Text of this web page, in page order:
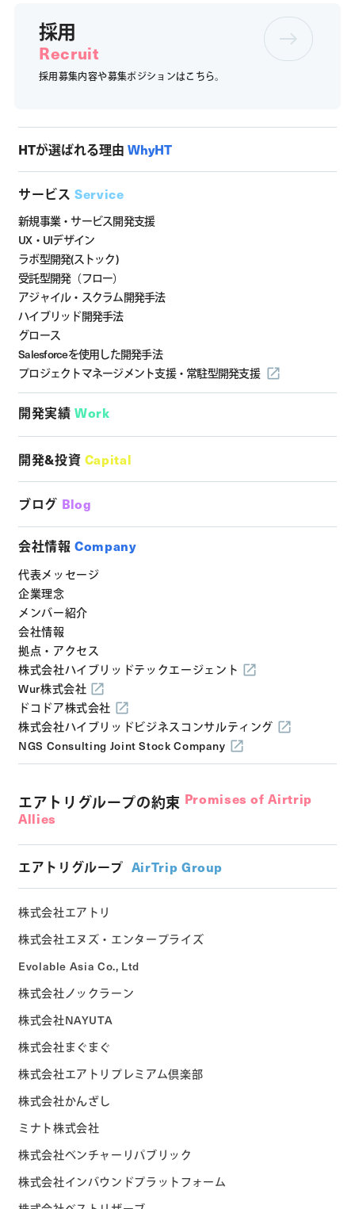
採用
Recruit
採用募集内容や募集ポジションはこちら。
HTが選ばれる理由 WhyHT
サービス Service
新規事業・サービス開発支援
UX・UIデザイン
ラボ型開発(ストック)
受託型開発（フロー）
アジャイル・スクラム開発手法
ハイブリッド開発手法
グロース
Salesforceを使用した開発手法
プロジェクトマネージメント支援・ 常駐型開発支援
開発実績 Work
開発&投資 Capital
ブログ Blog
会社情報 Company
代表メッセージ
企業理念
メンバー紹介
会社情報
拠点・アクセス
株式会社ハイブリッドテックエージェント
Wur株式会社
ドコドア株式会社
株式会社ハイブリッドビジネスコンサルティング
NGS Consulting Joint Stock Company
エアトリグループの約束 Promises of Airtrip
Allies
エアトリグループ AirTrip Group
株式会社エアトリ
株式会社エヌズ・エンタープライズ
Evolable Asia Co., Ltd
株式会社ノックラーン
株式会社NAYUTA
株式会社まぐまぐ
株式会社エアトリプレミアム倶楽部
株式会社かんざし
ミナト株式会社
株式会社ベンチャーリパブリック
株式会社インバウンドプラットフォーム